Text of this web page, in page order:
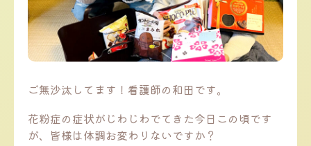
ご無沙汰してます！看護師の和田です。
花粉症の症状がじわじわでてきた今日この頃です
が、皆様は体調お変わりないですか？